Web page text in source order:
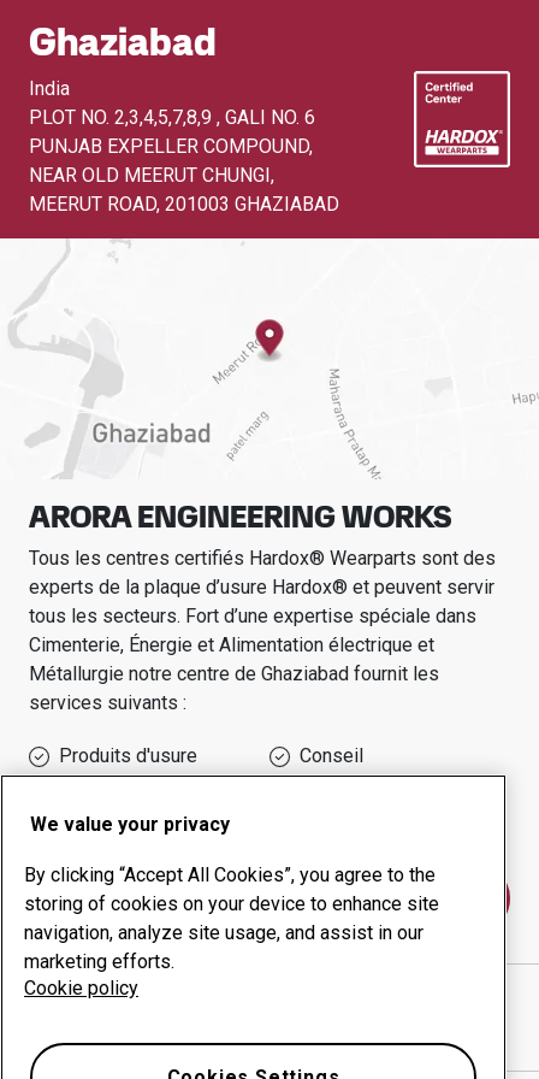
Ghaziabad
India
PLOT NO. 2,3,4,5,7,8,9 , GALI NO. 6
PUNJAB EXPELLER COMPOUND,
NEAR OLD MEERUT CHUNGI,
MEERUT ROAD, 201003 GHAZIABAD
ARORA ENGINEERING WORKS
Tous les centres certifiés Hardox® Wearparts sont des
experts de la plaque d’usure Hardox® et peuvent servir
tous les secteurs. Fort d’une expertise spéciale dans
Cimenterie, Énergie et Alimentation électrique et
Métallurgie notre centre de Ghaziabad fournit les
services suivants :
Produits d'usure
Conseil
disponibilité
Contactez-nous
ARORA ENGINEERING WORKS
We value your privacy
By clicking “Accept All Cookies”, you agree to the
storing of cookies on your device to enhance site
navigation, analyze site usage, and assist in our
marketing efforts.
Cookie policy